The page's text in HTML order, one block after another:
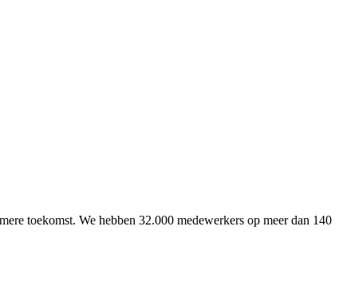
toekomst. We hebben 32.000 medewerkers op meer dan 140